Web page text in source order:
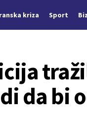
kriza Sport Biz
da bi